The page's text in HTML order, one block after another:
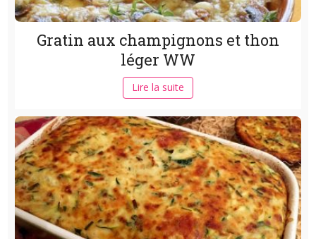
Gratin aux champignons et thon
léger WW
Lire la suite